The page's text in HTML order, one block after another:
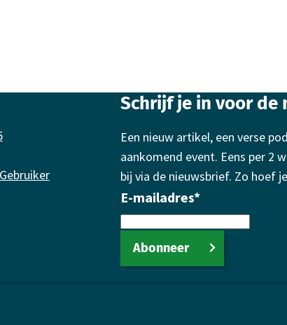
Schrijf je in voor de
Een nieuw artikel, een verse
aankomend event. Eens per 2
bij via de nieuwsbrief. Zo hoef
E-mailadres*
Abonneer